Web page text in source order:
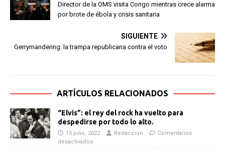
Director de la OMS visita Congo mientras crece alarma
por brote de ébola y crisis sanitaria
SIGUIENTE
Gerrymandering: la trampa republicana contra el voto
ARTÍCULOS RELACIONADOS
“Elvis”: el rey del rock ha vuelto para
despedirse por todo lo alto.
15 julio, 2022 Redaccion
Comentarios
desactivados